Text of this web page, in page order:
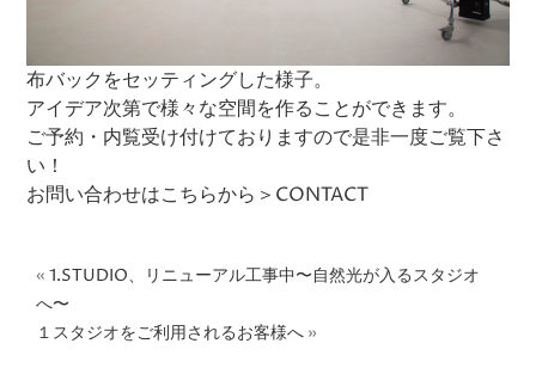
布バックをセッティングした様子。
アイデア次第で様々な空間を作ることができます。
ご予約・内覧受け付けておりますので是非一度ご覧下さ
い！
お問い合わせはこちらから＞ CONTACT
« 1.STUDIO、リニューアル工事中〜自然光が入るスタジオ
へ〜
１スタジオをご利用されるお客様へ »